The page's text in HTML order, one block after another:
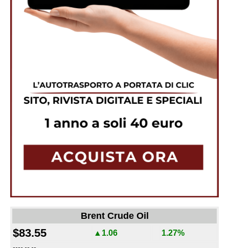
Brent Crude Oil
$83.55 ▲1.06 1.27%